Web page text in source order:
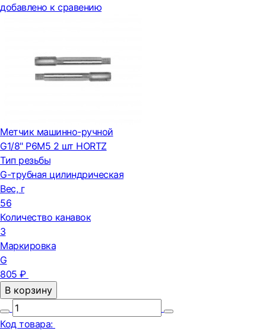
добавлено к сравению
Метчик машинно-ручной
G1/8" Р6М5 2 шт HORTZ
Тип резьбы
G-трубная цилиндрическая
Вес, г
56
Количество канавок
3
Маркировка
G
805 ₽
В корзину
Код товара: